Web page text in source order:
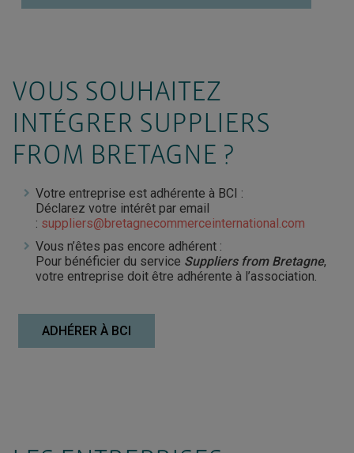
VOUS SOUHAITEZ
INTÉGRER SUPPLIERS
FROM BRETAGNE ?
Votre entreprise est adhérente à BCI :
Déclarez votre intérêt par email
: suppliers@bretagnecommerceinternational.com
Vous n’êtes pas encore adhérent :
Pour bénéficier du service Suppliers from Bretagne,
votre entreprise doit être adhérente à l’association.
ADHÉRER À BCI